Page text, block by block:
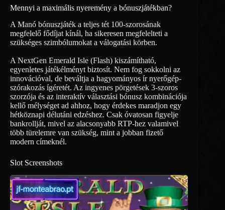
Mennyi a maximális nyeremény a bónuszjátékban?
A Manó bónuszjáték a teljes tét 100-szorosának
megfelelő fődíjat kínál, ha sikeresen megfelelteti a
szükséges szimbólumokat a válogatási körben.
A NextGen Emerald Isle (Flash) kiszámítható,
egyenletes játékélményt biztosít. Nem fog sokkolni az
innovációval, de beváltja a hagyományos ír nyerőgép-
szórakozás ígéretét. Az ingyenes pörgetések 3-szoros
szorzója és az interaktív választási bónusz kombinációja
kellő mélységet ad ahhoz, hogy érdekes maradjon egy
hétköznapi délutáni edzéshez. Csak óvatosan figyelje
bankrollját, mivel az alacsonyabb RTP-hez valamivel
több türelemre van szükség, mint a jobban fizető
modern címeknél.
Slot Screenshots